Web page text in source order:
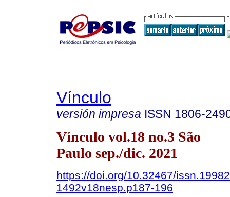
Vínculo
versión impresa ISSN 1806-
Vínculo vol.18 no.3 São
Paulo sep./dic. 2021
https://doi.org/10.32467/
1492v18nesp.p187-196